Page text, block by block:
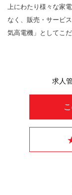
上にわたり様々な家
なく、販売・サービ
気高電機」としてこ
求人